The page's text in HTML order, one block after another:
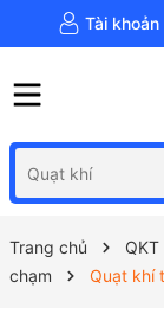
Tài khoản
Trang chủ
chạm
Quạt khí